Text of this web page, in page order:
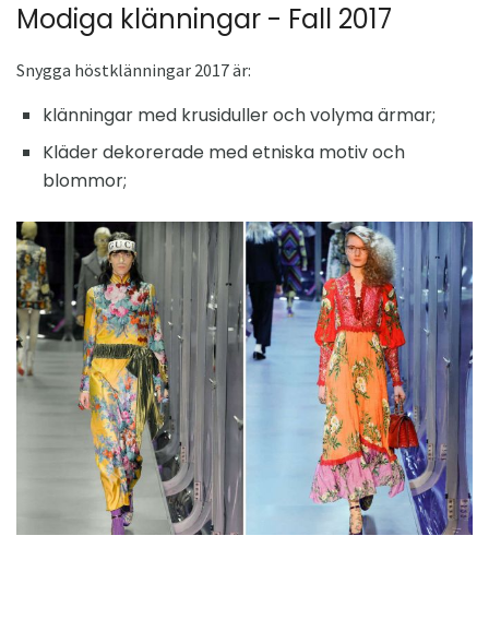
Modiga klänningar - Fall 2017
Snygga höstklänningar 2017 är:
klänningar med krusiduller och volyma ärmar;
Kläder dekorerade med etniska motiv och
blommor;